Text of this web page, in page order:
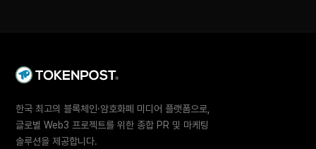
한국 최고의 블록체인·암호화폐 미디어 플랫폼으로,
글로벌 Web3 프로젝트를 위한 종합 PR 및 마케팅
솔루션을 제공합니다.